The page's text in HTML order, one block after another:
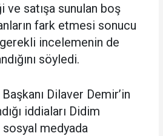
satışa sunulan boş
fark etmesi sonucu
gerekli incelemenin de
söyledi.
Dilaver Demir’in
iddiaları Didim
medyada